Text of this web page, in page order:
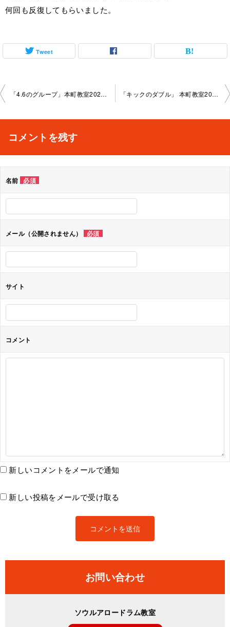
何回も反復してもらいました。
Tweet
投
ビ
シ
ョ
ン
「4.6のグループ」本町教室2022- 03-13-­no0007-­1023 「キックのダブル」 本町教室2022-03-27-­no0007-­1023
コメントを残す
名前 必須
メール（公開されません） 必須
サイト
コメント
新しいコメントをメールで通知
新しい投稿をメールで受け取る
お問い合わせ
ソウルアロードラム教室